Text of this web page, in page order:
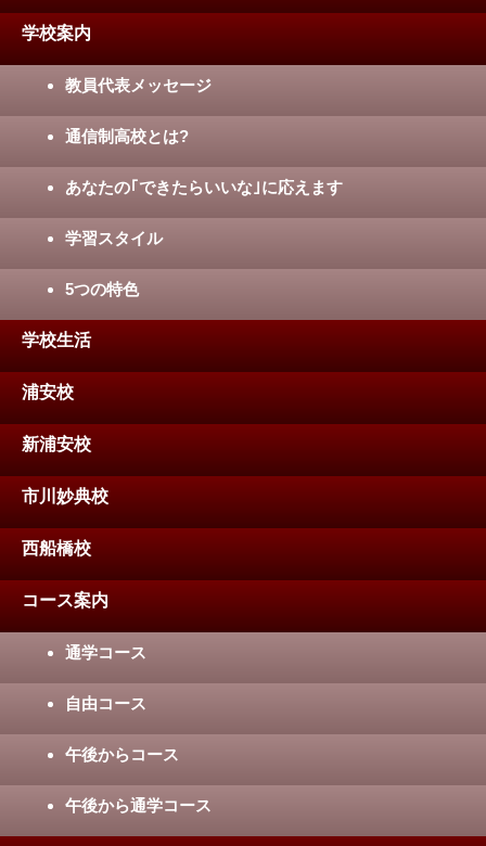
学校案内
教員代表メッセージ
通信制高校とは?
あなたの｢できたらいいな｣に応えます
学習スタイル
5つの特色
学校生活
浦安校
新浦安校
市川妙典校
西船橋校
コース案内
通学コース
自由コース
午後からコース
午後から通学コース